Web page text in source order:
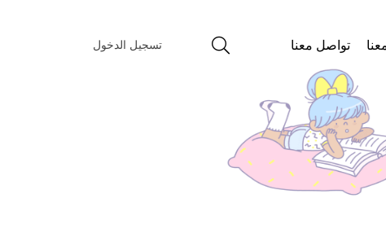
تواصل معنا تسجيل الدخول